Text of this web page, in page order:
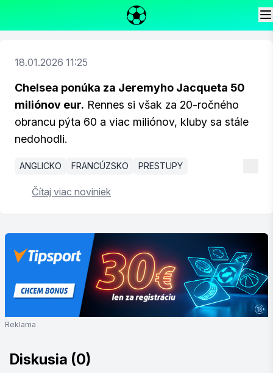
18.01.2026 11:25
Chelsea ponúka za Jeremyho Jacqueta 50
miliónov eur. Rennes si však za 20-ročného
obrancu pýta 60 a viac miliónov, kluby sa stále
nedohodli.
ANGLICKO FRANCÚZSKO PRESTUPY
Čítaj viac noviniek
Reklama
Diskusia (0)